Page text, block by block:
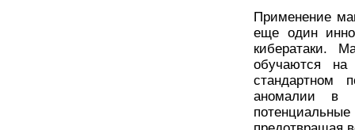
Применение
еще один
кибератаки.
обучаются на
стандартном
аномалии в